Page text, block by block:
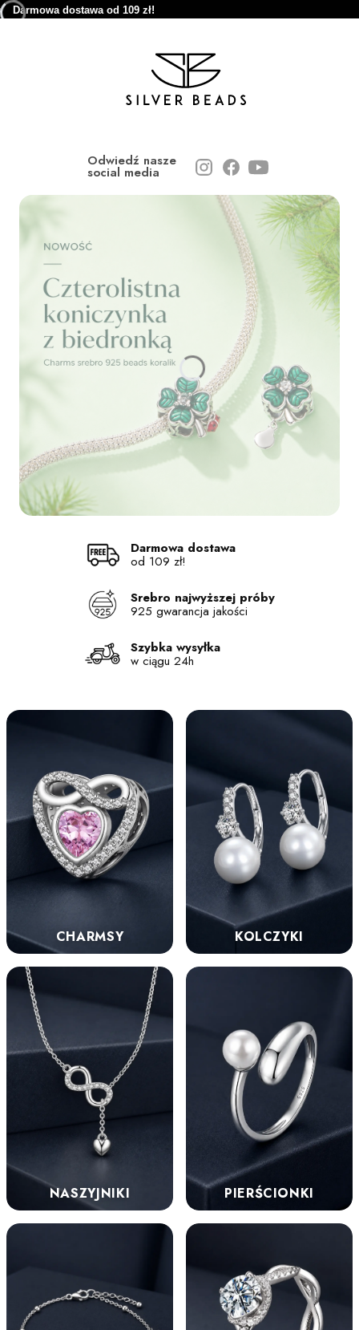
Darmowa dostawa od 109 zł!
Odwiedź nasze
social media
Darmowa dostawa
od 109 zł!
Srebro najwyższej próby
925 gwarancja jakości
Szybka wysyłka
w ciągu 24h
CHARMSY KOLCZYKI
NASZYJNIKI PIERŚCIONKI